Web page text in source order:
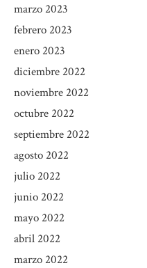
marzo 2023
febrero 2023
enero 2023
diciembre 2022
noviembre 2022
octubre 2022
septiembre 2022
agosto 2022
julio 2022
junio 2022
mayo 2022
abril 2022
marzo 2022